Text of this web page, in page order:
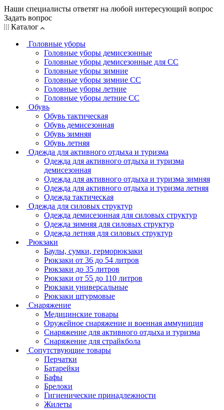
Наши специалисты ответят на любой интересующий вопрос
Задать вопрос
Каталог
Головные уборы
Головные уборы демисезонные
Головные уборы демисезонные для СС
Головные уборы зимние
Головные уборы зимние СС
Головные уборы летние
Головные уборы летние СС
Обувь
Обувь тактическая
Обувь демисезонная
Обувь зимняя
Обувь летняя
Одежда для активного отдыха и туризма
Одежда для активного отдыха и туризма
демисезонная
Одежда для активного отдыха и туризма зимняя
Одежда для активного отдыха и туризма летняя
Одежда тактическая
Одежда для силовых структур
Одежда демисезонная для силовых структур
Одежда зимняя для силовых структур
Одежда летняя для силовых структур
Рюкзаки
Баулы, сумки, герморюкзаки
Рюкзаки от 36 до 54 литров
Рюкзаки до 35 литров
Рюкзаки от 55 до 110 литров
Рюкзаки универсальные
Рюкзаки штурмовые
Снаряжение
Медицинские товары
Оружейное снаряжение и военная аммуниция
Снаряжение для активного отдыха и туризма
Снаряжение для страйкбола
Сопутствующие товары
Перчатки
Батарейки
Бафы
Брелоки
Гигиенические принадлежности
Жилеты